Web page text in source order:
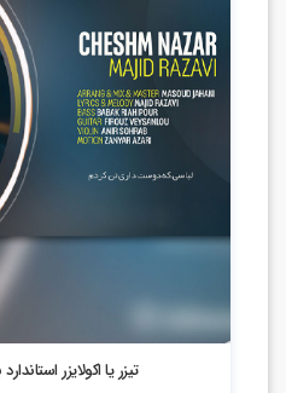
تیزر یا اکولایزر